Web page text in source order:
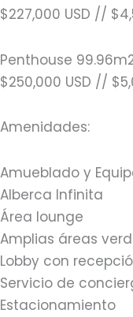
$227,000 USD //
Penthouse
$250,000 USD //
Amenidades:
Amueblado y
Alberca Infinita
Área lounge
Amplias áreas
Lobby con
Servicio de
Estacionamiento